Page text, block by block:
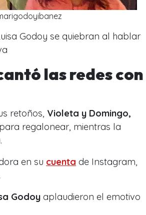
Godoy se quiebran al hablar
las redes con
retoños, Violeta y Domingo,
regalonear, mientras la
en su cuenta de Instagram,
Godoy aplaudieron el emotivo